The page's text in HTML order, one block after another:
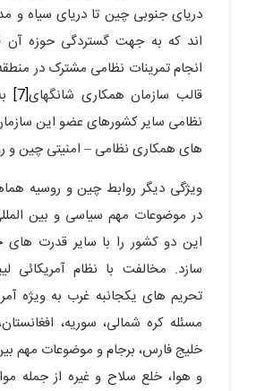
دریای جنوبی چین تا دریای سیاه و
اند که به جهت گستردگی حوزه آن
انجام تمرینات نظامی مشترک در
قالب سازمان همکاری شانگهای[7]
نظامی سایر کشورهای عضو این
های همکاری نظامی – امنیتی چین و
ویژگی دیگر روابط چین و روسیه
در موضوعات مهم سیاسی و بین
این دو کشور را با سایر قدرت های
سازد. مخالفت با نظام آمریکائی
تحریم های یکجانبه غرب به ویژه
مسئله کره شمالی، سوریه،
خلیج فارس، برجام و موضوعات مهم
و هوا، خلع سلاح و غیره از جمله